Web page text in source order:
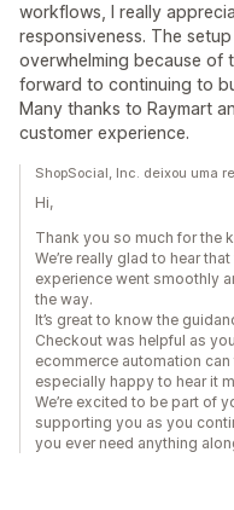
workflows, I really
responsiveness. The
overwhelming because of
forward to continuing to
Many thanks to Raymart
customer experience.
ShopSocial, Inc. deixou uma
Hi,
Thank you so much for the
We’re really glad to hear
experience went smoothly
the way.
It’s great to know the
Checkout was helpful as
ecommerce automation
especially happy to hear it
We’re excited to be part of
supporting you as you
you ever need anything